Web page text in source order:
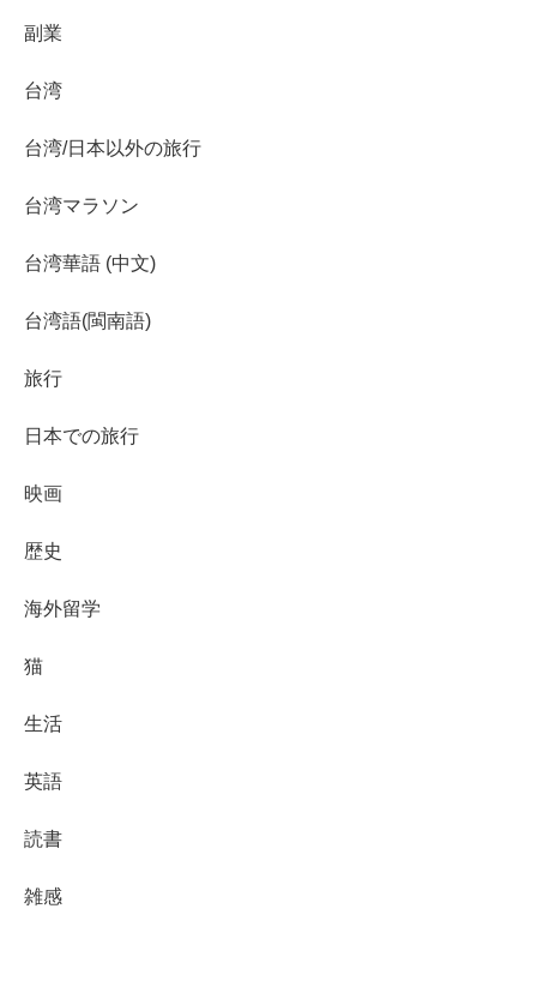
副業
台湾
台湾/日本以外の旅行
台湾マラソン
台湾華語 (中文)
台湾語(閩南語)
旅行
日本での旅行
映画
歴史
海外留学
猫
生活
英語
読書
雑感